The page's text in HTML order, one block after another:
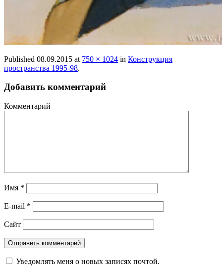
Published 08.09.2015 at 750 × 1024 in Конструкция
пространства 1995-98.
Добавить комментарий
Комментарий
Имя *
E-mail *
Сайт
Уведомлять меня о новых записях почтой.